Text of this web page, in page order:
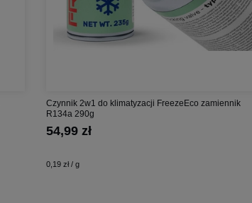
Czynnik 2w1 do klimatyzacji FreezeEco zamiennik
R134a 290g
54,99 zł
0,19 zł / g